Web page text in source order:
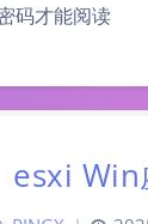
码才能阅读
esxi Win